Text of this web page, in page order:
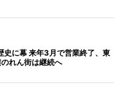
に幕 来年3月で営業終了、東
れん街は継続へ